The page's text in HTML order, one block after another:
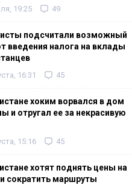
19:25 49
подсчитали возможный
введения налога на вклады
16:31 45
хоким ворвался в дом
и отругал ее за некрасивую
15:16 45
хотят поднять цены на
сократить маршруты